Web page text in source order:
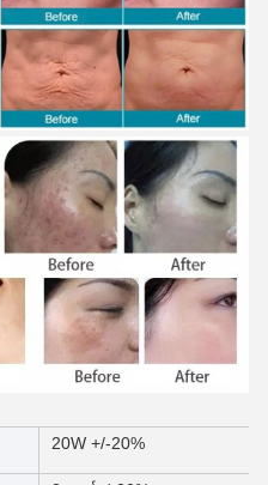
20W +/-20%